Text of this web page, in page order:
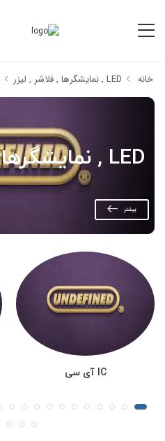
خانه LED , نمایشگرها , فلاشر , لیزر
LED , نمایشگرها , فلاشر , لیزر
بیشتر
IC آی سی